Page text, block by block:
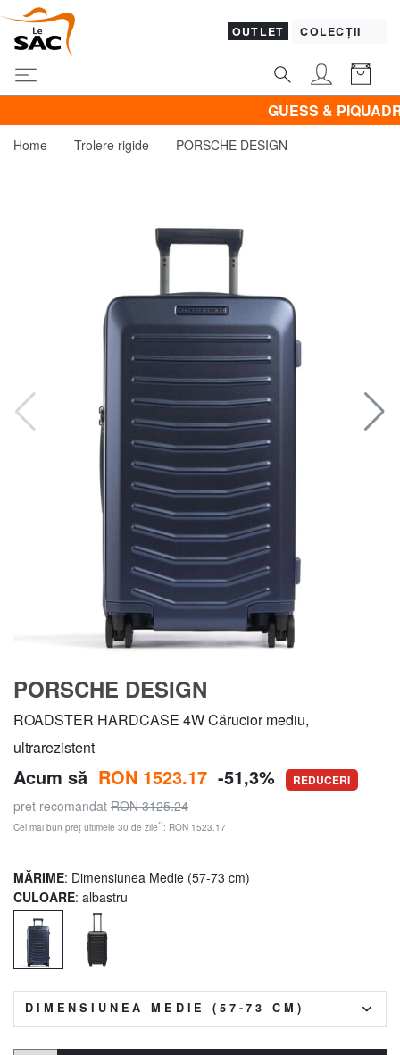
OUTLET COLECȚII
GUESS & PIQUADRO
Home Trolere rigide PORSCHE DESIGN
PORSCHE DESIGN
ROADSTER HARDCASE 4W Cărucior mediu,
ultrarezistent
Acum să RON 1523.17 -51,3% REDUCERI
pret recomandat RON 3125.24
Cel mai bun preț ultimele 30 de zile**: RON 1523.17
MĂRIME: Dimensiunea Medie (57-73 cm)
CULOARE: albastru
DIMENSIUNEA MEDIE (57-73 CM)